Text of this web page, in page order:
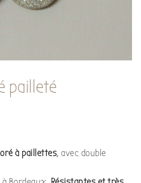
pailleté
à paillettes, avec double